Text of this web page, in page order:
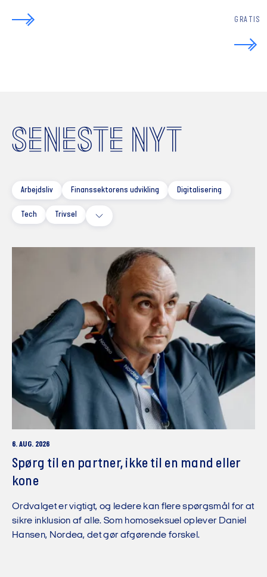
GRATIS
SENESTE NYT
Arbejdsliv Finanssektorens udvikling Digitalisering
Tech Trivsel
6. AUG. 2026
Spørg til en partner, ikke til en mand eller
kone
Ordvalget er vigtigt, og ledere kan flere spørgsmål for at
sikre inklusion af alle. Som homoseksuel oplever Daniel
Hansen, Nordea, det gør afgørende forskel.